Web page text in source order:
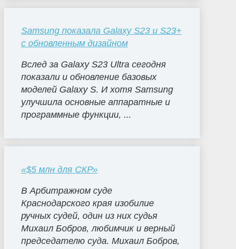
Samsung показала Galaxy S23 и S23+
с обновленным дизайном
Вслед за Galaxy S23 Ultra сегодня
показали и обновление базовых
моделей Galaxy S. И хотя Samsung
улучшила основные аппаратные и
программные функции, ...
«$5 млн для СКР»
В Арбитражном суде
Краснодарского края изобилие
ручных судей, один из них судья
Михаил Бобров, любимчик и верный
председателю суда. Михаил Бобров,